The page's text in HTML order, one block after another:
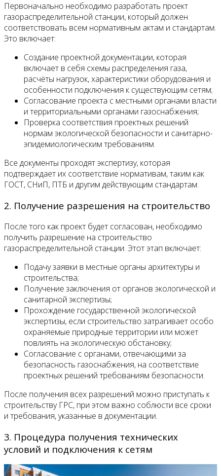
Первоначально необходимо разработать проект
газораспределительной станции, который должен
соответствовать всем нормативным актам и стандартам.
Это включает:
Создание проектной документации, которая
включает в себя схемы распределения газа,
расчёты нагрузок, характеристики оборудования и
особенности подключения к существующим сетям;
Согласование проекта с местными органами власти
и территориальными органами газоснабжения;
Проверка соответствия проектных решений
нормам экологической безопасности и санитарно-
эпидемиологическим требованиям.
Все документы проходят экспертизу, которая
подтверждает их соответствие нормативам, таким как
ГОСТ, СНиП, ПТБ и другим действующим стандартам.
2. Получение разрешения на строительство
После того как проект будет согласован, необходимо
получить разрешение на строительство
газораспределительной станции. Этот этап включает:
Подачу заявки в местные органы архитектуры и
строительства;
Получение заключения от органов экологической и
санитарной экспертизы;
Прохождение государственной экологической
экспертизы, если строительство затрагивает особо
охраняемые природные территории или может
повлиять на экологическую обстановку;
Согласование с органами, отвечающими за
безопасность газоснабжения, на соответствие
проектных решений требованиям безопасности.
После получения всех разрешений можно приступать к
строительству ГРС, при этом важно соблюсти все сроки
и требования, указанные в документации.
3. Процедура получения технических
условий и подключения к сетям